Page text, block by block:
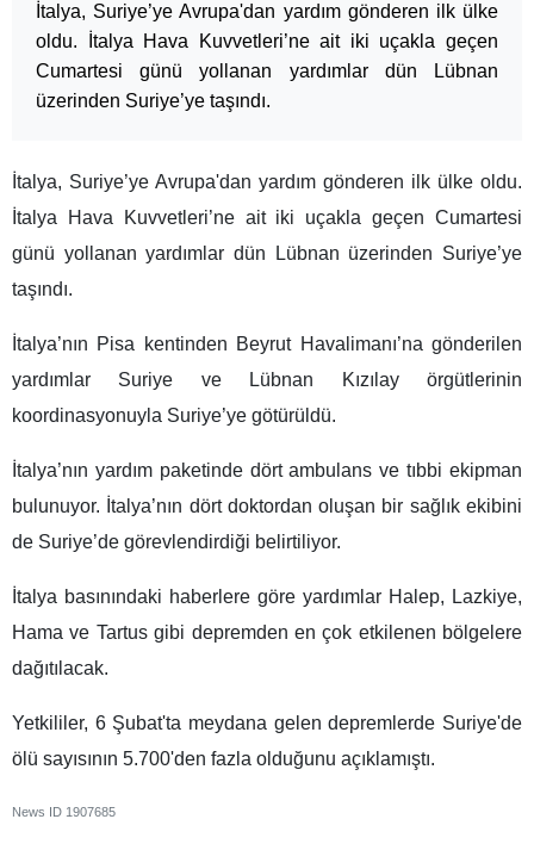
İtalya, Suriye’ye Avrupa'dan yardım gönderen ilk ülke
oldu. İtalya Hava Kuvvetleri’ne ait iki uçakla geçen
Cumartesi günü yollanan yardımlar dün Lübnan
üzerinden Suriye’ye taşındı.
İtalya, Suriye’ye Avrupa'dan yardım gönderen ilk ülke oldu.
İtalya Hava Kuvvetleri’ne ait iki uçakla geçen Cumartesi
günü yollanan yardımlar dün Lübnan üzerinden Suriye’ye
taşındı.
İtalya’nın Pisa kentinden Beyrut Havalimanı’na gönderilen
yardımlar Suriye ve Lübnan Kızılay örgütlerinin
koordinasyonuyla Suriye’ye götürüldü.
İtalya’nın yardım paketinde dört ambulans ve tıbbi ekipman
bulunuyor. İtalya’nın dört doktordan oluşan bir sağlık ekibini
de Suriye’de görevlendirdiği belirtiliyor.
İtalya basınındaki haberlere göre yardımlar Halep, Lazkiye,
Hama ve Tartus gibi depremden en çok etkilenen bölgelere
dağıtılacak.
Yetkililer, 6 Şubat'ta meydana gelen depremlerde Suriye'de
ölü sayısının 5.700'den fazla olduğunu açıklamıştı.
News ID 1907685